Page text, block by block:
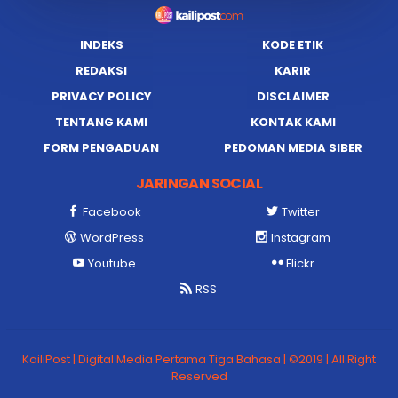
INDEKS
KODE ETIK
REDAKSI
KARIR
PRIVACY POLICY
DISCLAIMER
TENTANG KAMI
KONTAK KAMI
FORM PENGADUAN
PEDOMAN MEDIA SIBER
JARINGAN SOCIAL
Facebook
Twitter
WordPress
Instagram
Youtube
Flickr
RSS
KailiPost | Digital Media Pertama Tiga Bahasa | ©2019 | All Right
Reserved